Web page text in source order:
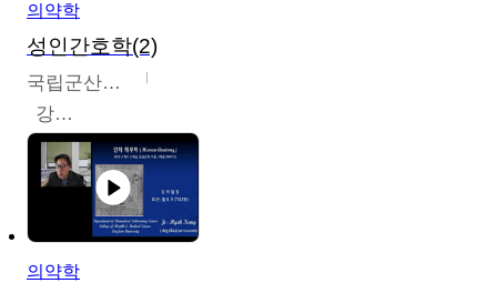
의약학
성인간호학(2)
국립군산대학교
강경아
의약학